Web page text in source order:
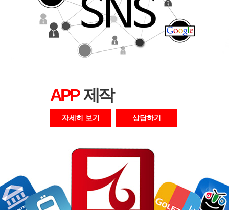
APP제작
자세히 보기 상담하기